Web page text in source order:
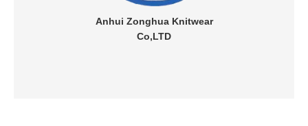
Anhui Zonghua Knitwear
Co,LTD